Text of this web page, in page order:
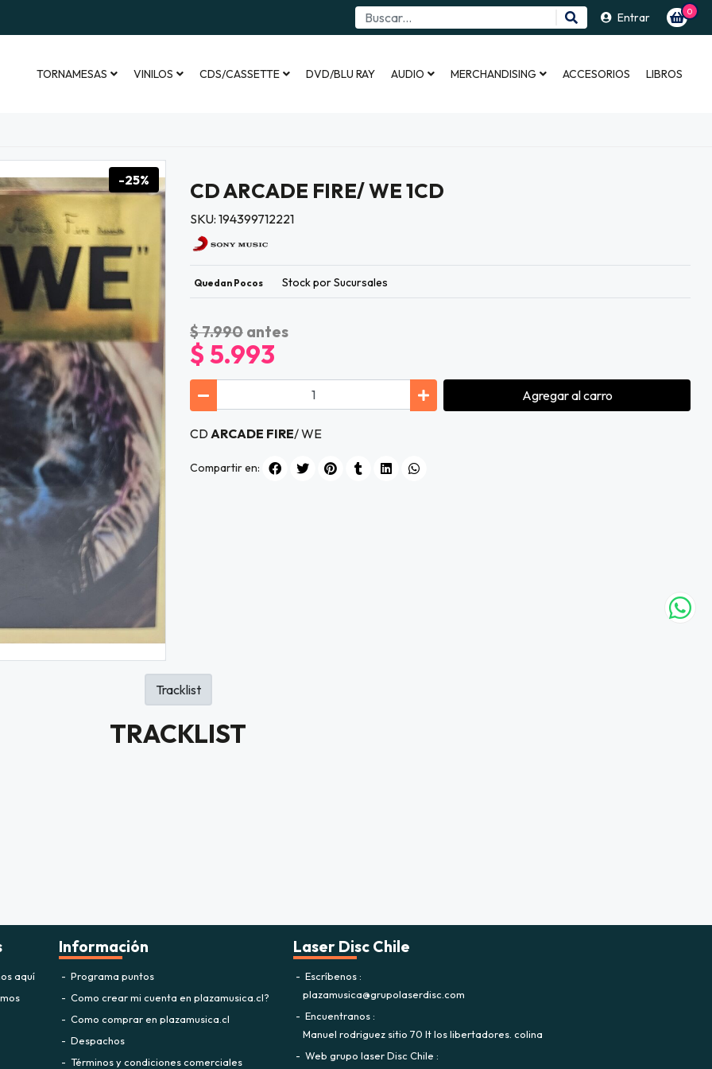
Entrar 0
TORNAMESAS VINILOS CDS/CASSETTE DVD/BLU RAY AUDIO MERCHANDISING ACCESORIOS LIBROS
-25% CD ARCADE FIRE/ WE 1CD
SKU: 194399712221
Quedan Pocos Stock por Sucursales
$ 7.990 antes
$ 5.993
Agregaral carro
CDARCADE FIRE/ WE
Compartir en:
TRACKLIST
Tracklist
aquí
Información
Programa puntos
Como crear mi cuenta en plazamusica.cl?
Como comprar en plazamusica.cl
Despachos
Términos y condiciones comerciales
Laser Disc Chile
Escríbenos
plazamusica@grupolaserdisc.com
Encuentranos
Manuel rodriguez sitio 70 lt los libertadores. colina
Web grupo laser Disc Chile